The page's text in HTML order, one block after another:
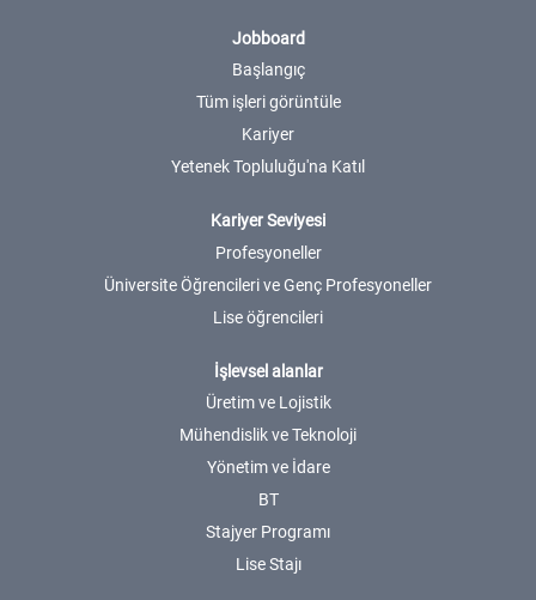
Jobboard
Başlangıç
Tüm işleri görüntüle
Kariyer
Yetenek Topluluğu'na Katıl
Kariyer Seviyesi
Profesyoneller
Üniversite Öğrencileri ve Genç Profesyoneller
Lise öğrencileri
İşlevsel alanlar
Üretim ve Lojistik
Mühendislik ve Teknoloji
Yönetim ve İdare
BT
Stajyer Programı
Lise Stajı